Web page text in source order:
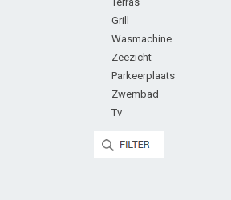
Grill
Wasmachine
Zeezicht
Parkeerplaats
Zwembad
Tv